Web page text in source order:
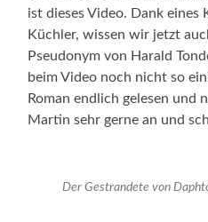
ist dieses Video. Dank
Küchler, wissen wir jetzt
Pseudonym von Harald
beim Video noch nicht so
Roman endlich gelesen und
Martin sehr gerne an und
Der Gestrandete von